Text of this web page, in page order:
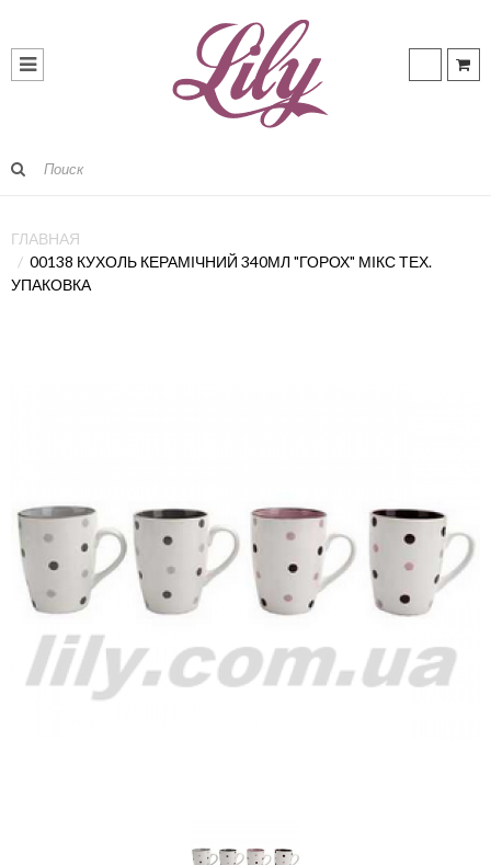
ГЛАВНАЯ
00138 КУХОЛЬ КЕРАМІЧНИЙ 340МЛ "ГОРОХ" МІКС ТЕХ.
УПАКОВКА